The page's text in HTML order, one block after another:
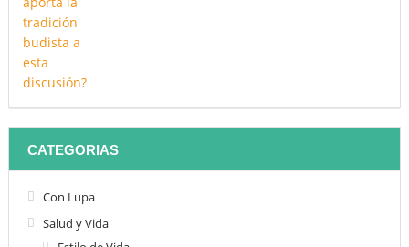
CATEGORIAS
Con Lupa
Salud y Vida